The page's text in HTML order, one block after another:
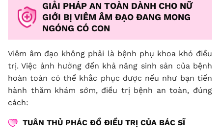
GIẢI PHÁP AN TOÀN DÀNH CHO NỮ
GIỚI BỊ VIÊM ÂM ĐẠO ĐANG MONG
NGÓNG CÓ CON
Viêm âm đạo không phải là bệnh phụ khoa khó điều
trị. Việc ảnh hưởng đến khả năng sinh sản của bệnh
hoàn toàn có thể khắc phục được nếu như bạn tiến
hành thăm khám sớm, điều trị bệnh an toàn, đúng
cách:
TUÂN THỦ PHÁC ĐỒ ĐIỀU TRỊ CỦA BÁC SĨ